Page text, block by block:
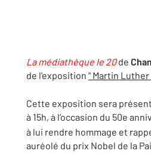
La médiathèque le 20 de
de l'exposition " Martin
Cette exposition sera
à 15h, à l’occasion du 50e
à lui rendre hommage et
auréolé du prix Nobel de la